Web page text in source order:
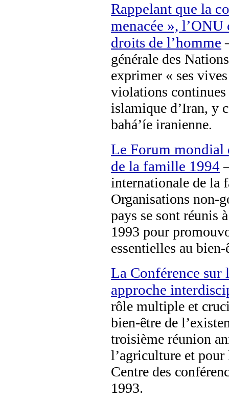
Rappelant que la
menacée »,
droits de l’homme
générale des
exprimer « ses
violations continues
islamique d’Iran, y
bahá’íe iranienne.
Le Forum mondial
de la famille 1994
internationale de la
Organisations non-
pays se sont réunis
1993 pour
essentielles au
La Conférence sur
approche
rôle multiple et
bien-être de
troisième réunion
l’agriculture et
Centre des
1993.